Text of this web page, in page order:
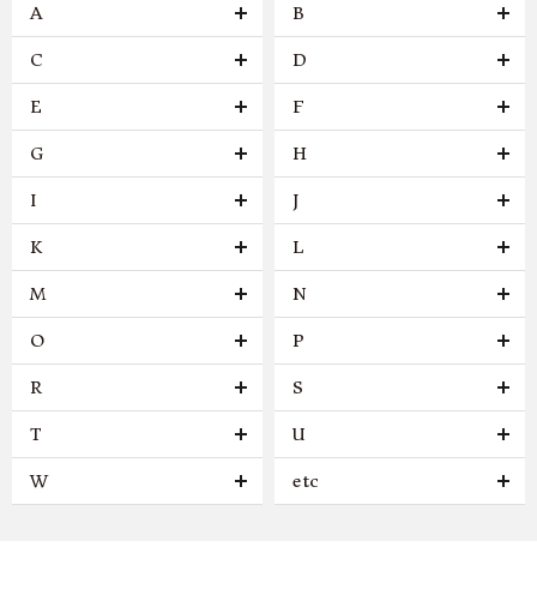
A B
C D
E F
G H
I J
K L
M N
O P
R S
T U
W etc